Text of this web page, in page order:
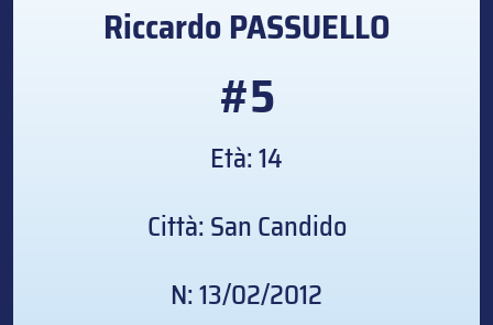
RiccardoPASSUELLO
#5
Età: 14
Città: San Candido
N: 13/02/2012